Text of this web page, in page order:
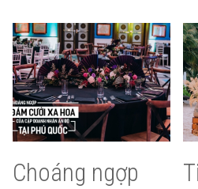
Choáng ngợp